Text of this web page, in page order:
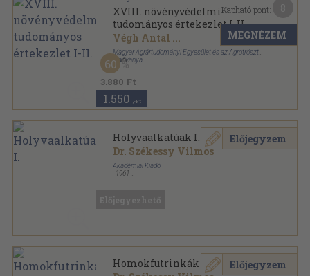
XVIII. növényvédelmi
tudományos értekezlet I-II.
Végh Antal ...
Magyar Agrártudományi Egyesület és az Agrotröszt
Kiadványa
, 1968
Tűzött kötés
3.880 Ft
60
1.550 ,-Ft
Kapható pont:
MEGNÉZEM
Holyvaalkatúak I.
Dr. Székessy Vilmos
Akadémiai Kiadó
1961
Előjegyzem
Homokfutrinkák
Előjegyzem